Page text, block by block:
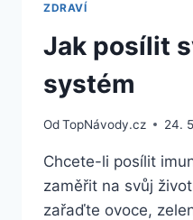
ZDRAVÍ
Jak posílit
systém
OdTopNávody.cz 24.
Chcete-li posílit
zaměřit na svůj
zařaďte ovoce,